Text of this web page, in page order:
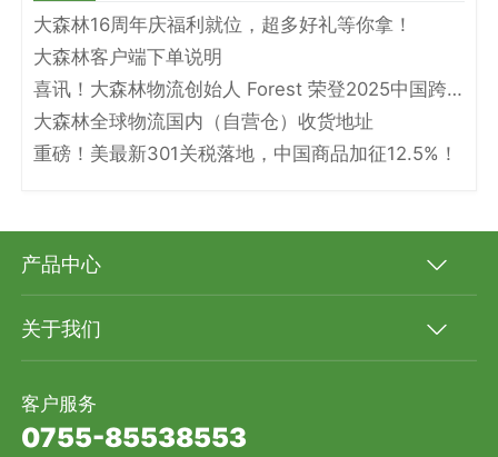
大森林16周年庆福利就位，超多好礼等你拿！
大森林客户端下单说明
喜讯！大森林物流创始人 Forest 荣登2025中国跨境电商物流名人堂！
大森林全球物流国内（自营仓）收货地址
重磅！美最新301关税落地，中国商品加征12.5%！
产品中心
关于我们
客户服务
0755-85538553